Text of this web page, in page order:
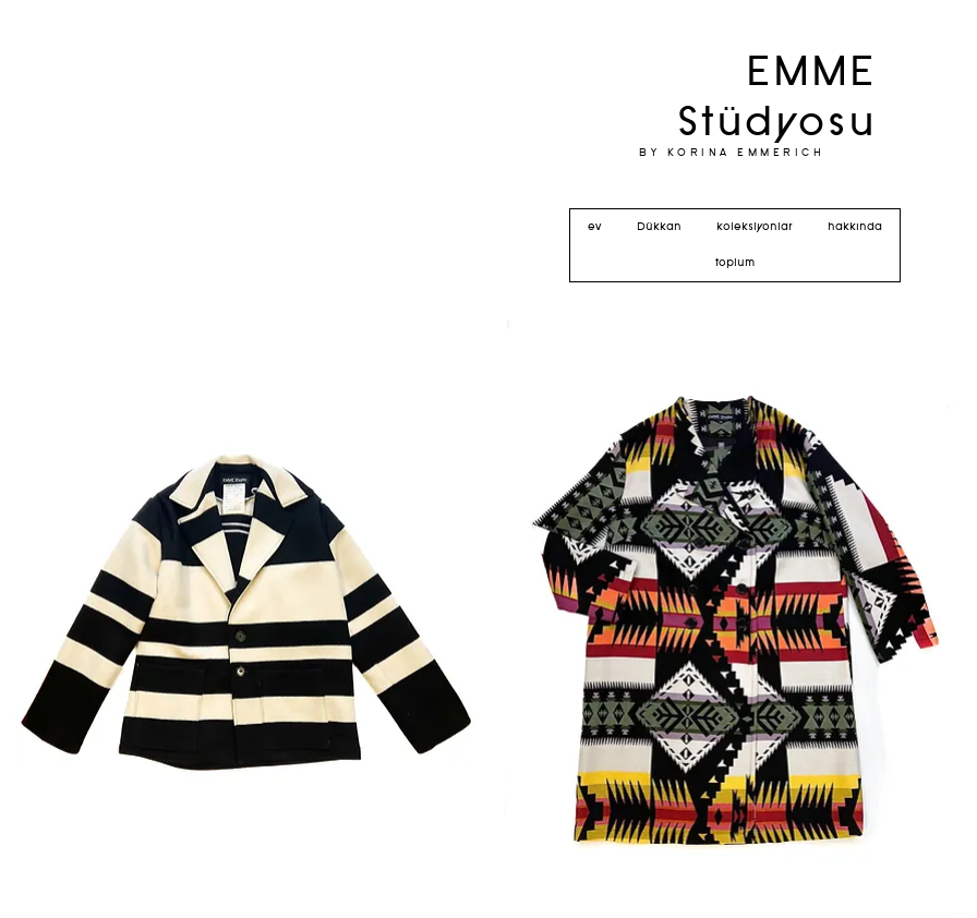
EMME
Stüdyosu
BY KORINA EMMERICH
ev Dükkan koleksiyonlar hakkında
toplum